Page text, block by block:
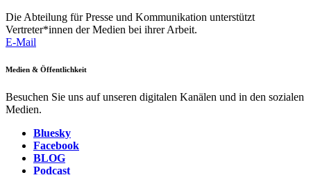
Die Abteilung für Presse und Kommunikation unterstützt
Vertreter*innen der Medien bei ihrer Arbeit.
E-Mail
Medien & Öffentlichkeit
Besuchen Sie uns auf unseren digitalen Kanälen und in den sozialen
Medien.
Bluesky
Facebook
BLOG
Podcast